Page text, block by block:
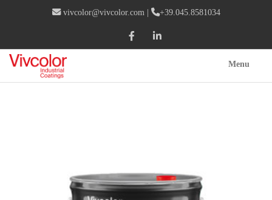
vivcolor@vivcolor.com | +39.045.8581034
Menu